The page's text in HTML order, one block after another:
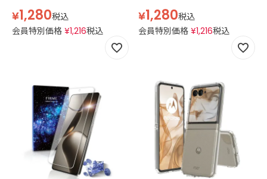
A405SH 楽天モバイル SH-
M29 simフリー SH-M29 スマ
ホフィルム 強化ガラス 透明 ク
¥1,280税込
会員特別価格 ¥1,216税込
2.5D 平面 スマホフィルム ケー
ス 干渉しない カバー 守る 強
い 液晶 画面 強化ガラス 指紋
¥1,280税込
会員特別価格 ¥1,216税込